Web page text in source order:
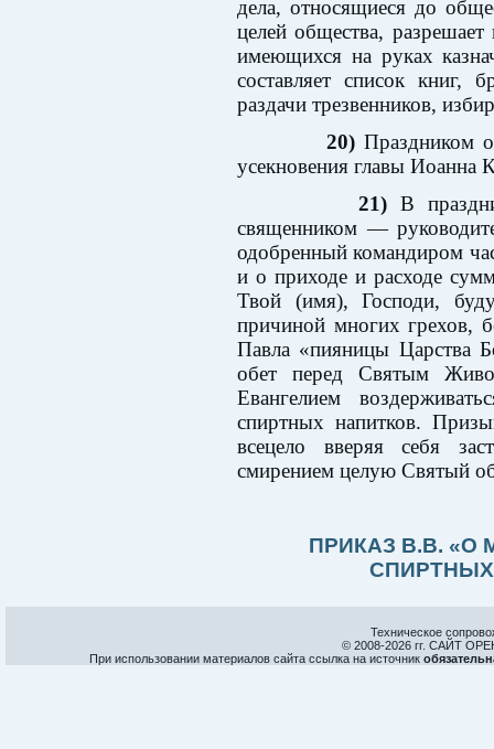
дела, относящиеся до
целей общества,
имеющихся на руках
составляет список книг,
раздачи трезвенников,
20) Праздником
усекновения главы Иоанна
21)В
священником —
одобренный командиром
и о приходе и расходе
Твой (имя), Господи,
причиной многих грехов,
Павла «пияницы Царства
обет перед Святым
Евангелием
спиртных напитков.
всецело вверяя себя
смирением целую Святый
ПРИКАЗ В.В. «О
Техническое
© 2008-2026 гг. САЙТ
При использовании материалов сайта ссылка на источник